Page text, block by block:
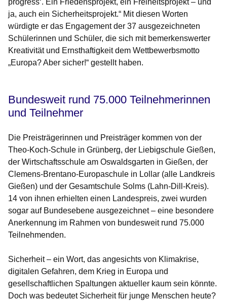
progress‘. Ein Friedensprojekt, ein Freiheitsprojekt – und
ja, auch ein Sicherheitsprojekt.“ Mit diesen Worten
würdigte er das Engagement der 37 ausgezeichneten
Schülerinnen und Schüler, die sich mit bemerkenswerter
Kreativität und Ernsthaftigkeit dem Wettbewerbsmotto
„Europa? Aber sicher!“ gestellt haben.
Bundesweit rund 75.000 Teilnehmerinnen
und Teilnehmer
Die Preisträgerinnen und Preisträger kommen von der
Theo-Koch-Schule in Grünberg, der Liebigschule Gießen,
der Wirtschaftsschule am Oswaldsgarten in Gießen, der
Clemens-Brentano-Europaschule in Lollar (alle Landkreis
Gießen) und der Gesamtschule Solms (Lahn-Dill-Kreis).
14 von ihnen erhielten einen Landespreis, zwei wurden
sogar auf Bundesebene ausgezeichnet – eine besondere
Anerkennung im Rahmen von bundesweit rund 75.000
Teilnehmenden.
Sicherheit – ein Wort, das angesichts von Klimakrise,
digitalen Gefahren, dem Krieg in Europa und
gesellschaftlichen Spaltungen aktueller kaum sein könnte.
Doch was bedeutet Sicherheit für junge Menschen heute?